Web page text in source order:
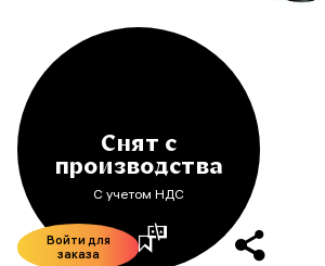
Снят с
производства
С учетом НДС
Войти для
заказа